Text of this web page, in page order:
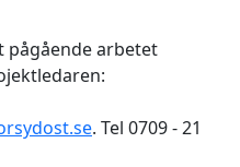
pågående arbetet
. Tel 0709 - 21